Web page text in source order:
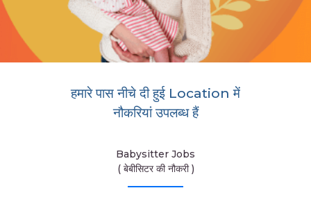
हमारे पास नीचे दी हुई Location में
नौकरियां उपलब्ध हैं
Babysitter Jobs
( बेबीसिटर की नौकरी )